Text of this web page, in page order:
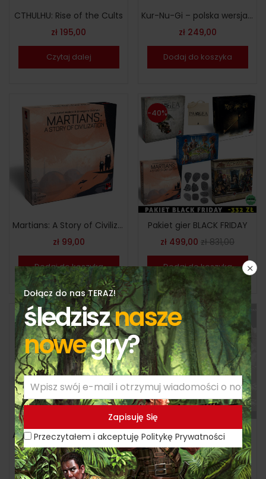
CTHULHU: Rise of the Cults
zł 195,00
Czytaj dalej
Kur-Nu-Gi – polska wersja limitowana
zł249,00
Dodaj do koszyka
Martians: A Story of Civilization – wersja polska
zł99,00
Dodaj do koszyka
-40%
Pakiet gier BLACK FRIDAY
zł 499,00 zł831,00
Dodaj do koszyka
Atlantis: Island of Gods – polska wersja
zł39,00
Dodaj do koszyka
Out Of Stock
Ulf’s Bag – dodatkowe figurki
zł140,00
Czytaj dalej
Dołącz do nas TERAZ!
śledzisznasze
nowegry?
Przeczytałem i akceptuję Politykę Prywatności